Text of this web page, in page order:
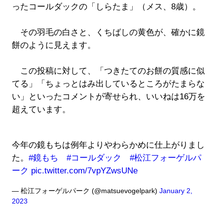
ったコールダックの「しらたま」（メス、8歳）。
その羽毛の白さと、くちばしの黄色が、確かに鏡
餅のように見えます。
この投稿に対して、「つきたてのお餅の質感に似
てる」「ちょっとはみ出しているところがたまらな
い」といったコメントが寄せられ、いいねは16万を
超えています。
今年の鏡もちは例年よりやわらかめに仕上がりまし
た。 #鏡もち #コールダック
#松江フォーゲルパ
ーク pic.twitter.com/7vpYZwsUNe
— 松江フォーゲルパーク (@matsuevogelpark) January 2,
2023